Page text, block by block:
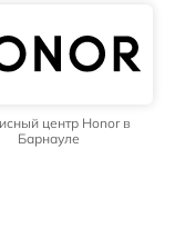
центр Honor в
Барнауле